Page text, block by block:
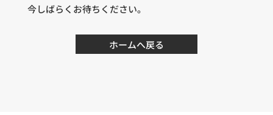
今しばらくお待ちください。
ホームへ戻る